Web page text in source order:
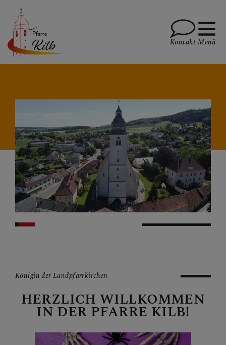
PFARRE
GOTTESDIENSTE
TERMINE
SAKRAMENTE
FRAGEN
Kontakt Menü
Königin der Landpfarrkirchen
HERZLICH WILLKOMMEN
IN DER PFARRE KILB!